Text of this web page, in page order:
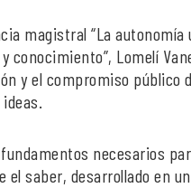
magistral “La
conocimiento”, Lomelí
y el compromiso público
necesarios
el saber, desarrollado en